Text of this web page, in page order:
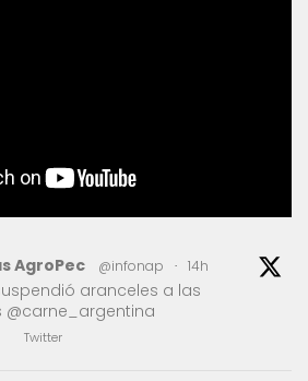
AgroPec @infonap · 14h
aranceles a las
@carne_argentina
Twitter